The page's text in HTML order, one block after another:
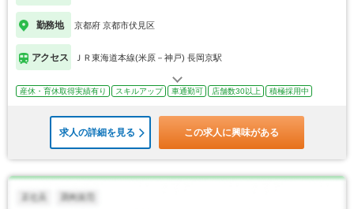
勤務地 京都府 京都市伏見区
アクセス ＪＲ東海道本線(米原－神戸) 長岡京駅
産休・育休取得実績有り スキルアップ 車通勤可 店舗数30以上 積極採用中
求人の詳細を見る この求人に興味がある